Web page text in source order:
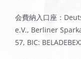
会費納入口座：
e.V., Berliner
57, BIC: